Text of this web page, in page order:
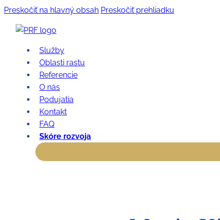
Preskočiť na hlavný obsah Preskočiť prehliadku
Služby
Oblasti rastu
Referencie
O nás
Podujatia
Kontakt
FAQ
Skóre rozvoja